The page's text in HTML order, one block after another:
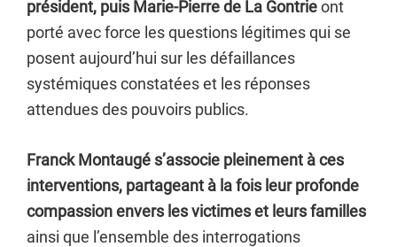
président, puis Marie-Pierre de La Gontrieont
porté avec force les questions légitimes qui se
posent aujourd’hui sur les défaillances
systémiques constatées et les réponses
attendues des pouvoirs publics.
Franck Montaugé s’associe pleinement à ces
interventions, partageant à la fois leur profonde
compassion envers les victimes et leurs familles
ainsi que l’ensemble des interrogations